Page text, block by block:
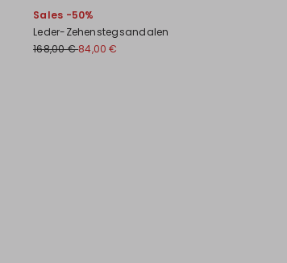
Sales -50%
Leder-Zehenstegsandalen
168,00 €84,00 €